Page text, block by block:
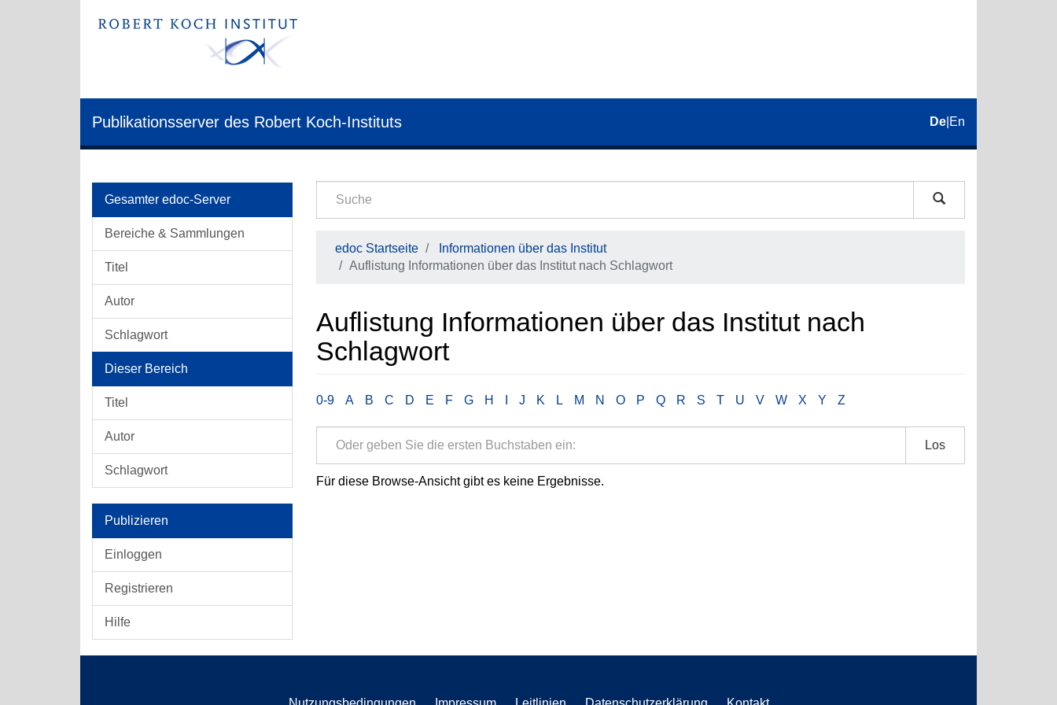
Publikationsserver des Robert Koch-Instituts De En
Gesamter edoc-Server
Bereiche & Sammlungen
Titel
Autor
Schlagwort
Dieser Bereich
Titel
Autor
Schlagwort
Publizieren
Einloggen
Registrieren
Hilfe
edoc Startseite
Informationen über das Institut
Auflistung Informationen über das Institut nach Schlagwort
Auflistung Informationen über das Institut nach
Schlagwort
0-9 A B C D E F G H J K L M N O P Q R S T U V W X Y Z
Los
Für diese Browse-Ansicht gibt es keine Ergebnisse.